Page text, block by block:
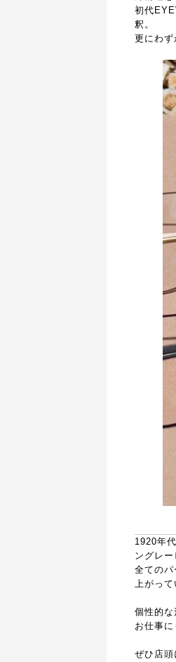
初代
釈。
更にわず
1920年
ングレ
全ての
上がって
個性的
お仕事に
ぜひ店